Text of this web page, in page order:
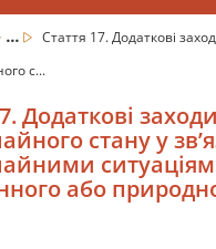
...
Стаття 17. Додаткові
с...
Додаткові
стану у
або